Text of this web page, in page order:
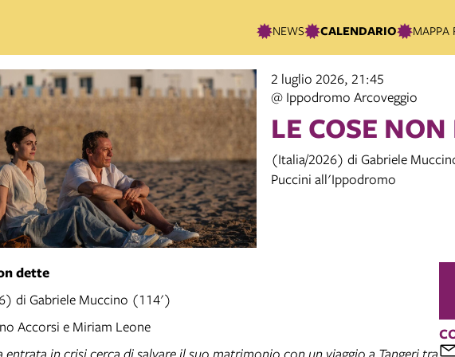
NEWS CALENDARIO MAPPA
2 luglio 2026, 21:45
@ Ippodromo Arcoveggio
LE COSE
(Italia/2026) di Gabriele
Puccini all'Ippodromo
dette
di Gabriele Muccino (114')
Accorsi e Miriam Leone